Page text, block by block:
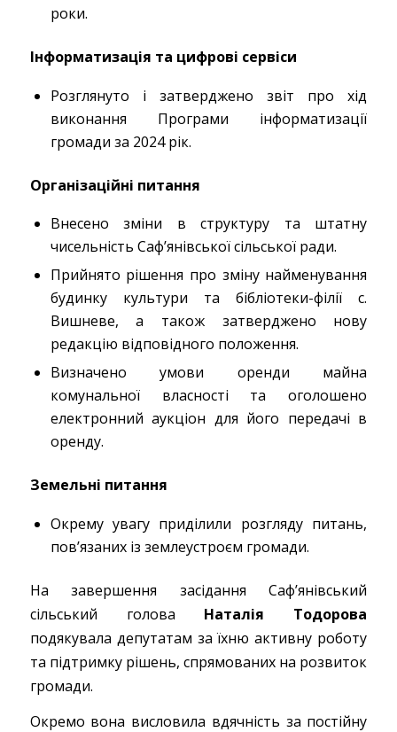
роки.
Інформатизація та цифрові сервіси
Розглянуто і затверджено звіт про хід
виконання Програми інформатизації
громади за 2024 рік.
Організаційні питання
Внесено зміни в структуру та штатну
чисельність Саф’янівської сільської ради.
Прийнято рішення про зміну найменування
будинку культури та бібліотеки-філії с.
Вишневе, а також затверджено нову
редакцію відповідного положення.
Визначено умови оренди майна
комунальної власності та оголошено
електронний аукціон для його передачі в
оренду.
Земельні питання
Окрему увагу приділили розгляду питань,
пов’язаних із землеустроєм громади.
На завершення засідання Саф’янівський
сільський голова Наталія Тодорова
подякувала депутатам за їхню активну роботу
та підтримку рішень, спрямованих на розвиток
громади.
Окремо вона висловила вдячність за постійну